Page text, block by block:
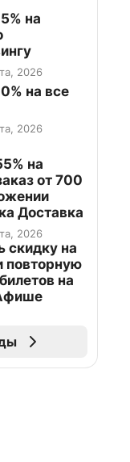
на
2026
на все
2026
на
от 700
Доставка
2026
скидку на
повторную
на